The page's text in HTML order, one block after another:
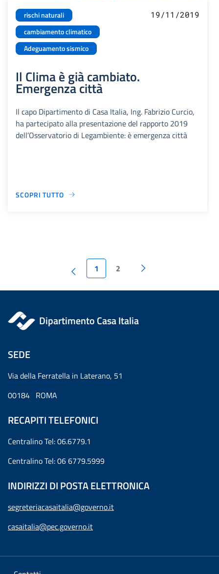
rischi naturali
cambiamento climatico
Adeguamento sismico
19/11/2019
Il Clima è già cambiato.
Emergenza città
Il capo Dipartimento di Casa Italia, Ing. Fabrizio Curcio,
ha partecipato alla presentazione del rapporto 2019
dell’Osservatorio di Legambiente: è emergenza città
SCOPRI TUTTO
1 2
Dipartimento Casa Italia
SEDE
Via della Ferratella in Laterano, 51
00184 ROMA
RECAPITI TELEFONICI
Centralino Tel: 06.6779.1
Centralino Tel: 06 6779.5999
INDIRIZZI DI POSTA ELETTRONICA
segreteriacasaitalia@governo.it
casaitalia@pec.governo.it